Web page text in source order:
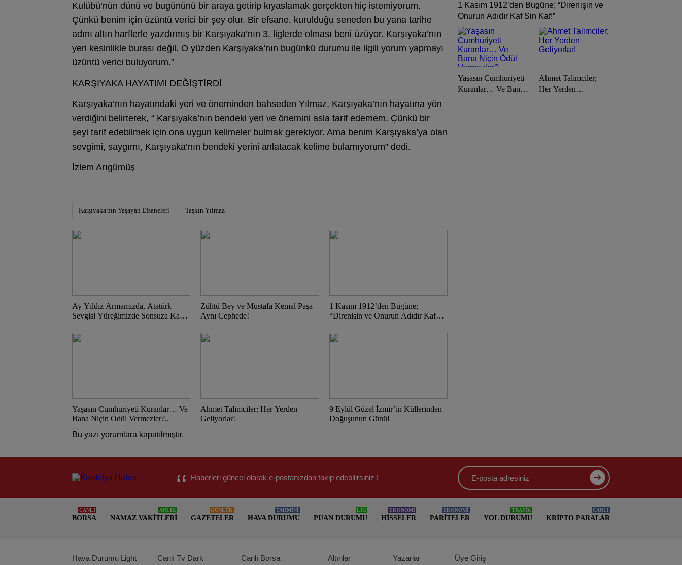
Kulübü’nün dünü ve bugününü bir araya getirip kıyaslamak gerçekten hiç istemiyorum.
Çünkü benim için üzüntü verici bir şey olur. Bir efsane, kurulduğu seneden bu yana tarihe
adını altın harflerle yazdırmış bir Karşıyaka’nın 3. liglerde olması beni üzüyor. Karşıyaka’nın
yeri kesinlikle burası değil. O yüzden Karşıyaka’nın bugünkü durumu ile ilgili yorum yapmayı
üzüntü verici buluyorum.”
KARŞIYAKA HAYATIMI DEĞİŞTİRDİ
Karşıyaka’nın hayatındaki yeri ve öneminden bahseden Yılmaz, Karşıyaka’nın hayatına yön
verdiğini belirterek, “ Karşıyaka’nın bendeki yeri ve önemini asla tarif edemem. Çünkü bir
şeyi tarif edebilmek için ona uygun kelimeler bulmak gerekiyor. Ama benim Karşıyaka’ya olan
sevgimi, saygımı, Karşıyaka’nın bendeki yerini anlatacak kelime bulamıyorum” dedi.
İzlem Arıgümüş
Karşıyaka'nın Yaşayan Efsaneleri Taşkın Yılmaz
Ay Yıldız Armamızda, Atatürk
Sevgisi Yüreğimizde Sonsuza Kadar
Zühtü Bey ve Mustafa Kemal Paşa
Aynı Cephede!
1 Kasım 1912’den Bugüne;
“Direnişin ve Onurun Adıdır Kaf
Yaşasın Cumhuriyeti Kuranlar… Ve
Bana Niçin Ödül Vermezler?..
Ahmet Talimciler; Her Yerden
Geliyorlar!
9 Eylül Güzel İzmir’in Küllerinden
Doğuşunun Günü!
Bu yazı yorumlara kapatılmıştır.
1 Kasım 1912’den Bugüne; “Direnişin ve
Onurun Adıdır Kaf Sin Kaf!”
Yaşasın Cumhuriyeti
Kuranlar… Ve Bana
Ahmet Talimciler;
Her Yerden
Haberleri güncel olarak e-postanızdan takip edebilirsiniz !
BORSA
CANLI
NAMAZ VAKITLERI
ANLIK
GAZETELER
GÜNLÜK
HAVA DURUMU
TAHMİNİ
PUAN DURUMU
LİG
HISSELER
EKONOMİ
PARITELER
EKONOMİ
YOL DURUMU
TRAFİK
KRIPTO PARALAR
CANLI
Hava Durumu Light Canlı Tv Dark Canlı Borsa Altınlar Yazarlar Üye Giriş